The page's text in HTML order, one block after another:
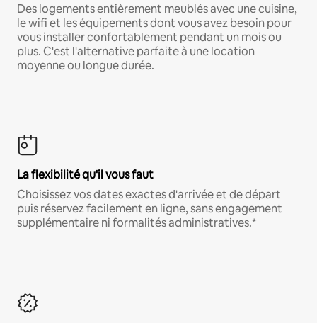
Des logements entièrement meublés avec une cuisine,
le wifi et les équipements dont vous avez besoin pour
vous installer confortablement pendant un mois ou
plus. C'est l'alternative parfaite à une location
moyenne ou longue durée.
La flexibilité qu'il vous faut
Choisissez vos dates exactes d'arrivée et de départ
puis réservez facilement en ligne, sans engagement
supplémentaire ni formalités administratives.*